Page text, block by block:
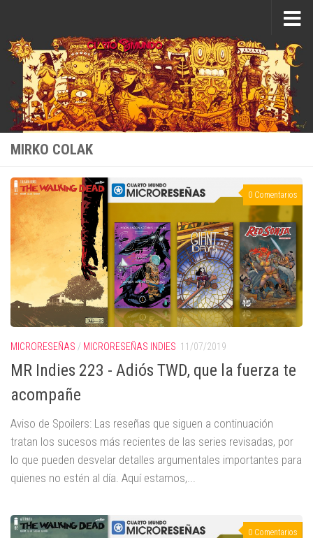
MIRKO COLAK
0 Comentarios
MICRORESEÑAS / MICRORESEÑAS INDIES 11/07/2019
MR Indies 223 - Adiós TWD, que la fuerza te
acompañe
Aviso de Spoilers: Las reseñas que siguen a continuación
tratan los sucesos más recientes de las series revisadas, por
lo que pueden desvelar detalles argumentales importantes para
quienes no estén al día. Aquí estamos,...
0 Comentarios